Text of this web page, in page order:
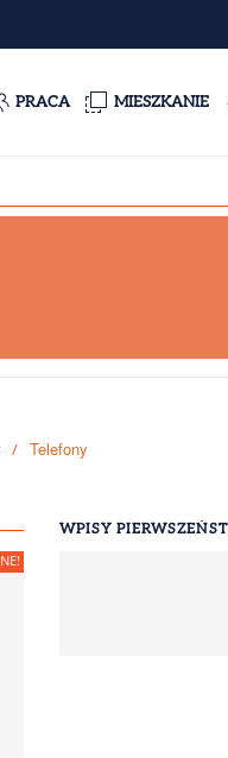
PRACA MIESZKANIE
Telefony
WPISY